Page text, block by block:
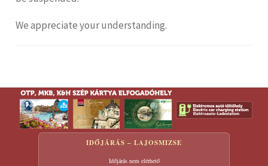
We appreciate your understanding.
IDŐJÁRÁS – LAJOSMIZSE
Időjárás nem elérhető